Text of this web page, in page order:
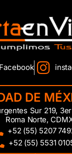
Facebook
DE
Sur 219,
Roma Norte,
+52 (55) 5207
+52 (55) 5531